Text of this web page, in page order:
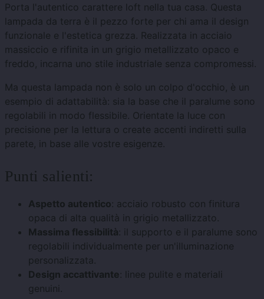
Porta l'autentico carattere loft nella tua casa. Questa
lampada da terra è il pezzo forte per chi ama il design
funzionale e l'estetica grezza. Realizzata in acciaio
massiccio e rifinita in un grigio metallizzato opaco e
freddo, incarna uno stile industriale senza compromessi.
Ma questa lampada non è solo un colpo d'occhio, è un
esempio di adattabilità: sia la base che il paralume sono
regolabili in modo flessibile. Orientate la luce con
precisione per la lettura o create accenti indiretti sulla
parete, in base alle vostre esigenze.
Punti salienti:
Aspetto autentico: acciaio robusto con finitura
opaca di alta qualità in grigio metallizzato.
Massima flessibilità: il supporto e il paralume sono
regolabili individualmente per un'illuminazione
personalizzata.
Design accattivante: linee pulite e materiali
genuini.